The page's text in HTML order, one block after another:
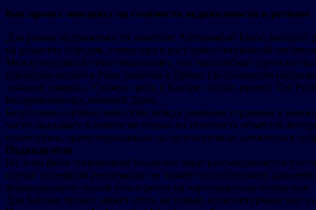
Как проект повлияет на стоимость недвижимости в регионе
Для рынка недвижимости значение Ambassadori Island выходит
на развитие городов, стимулируя рост инвестиционной
Международный опыт показывает, что масштабные проекты на
примеров остается Palm Jumeirah в Дубае, где стоимость
локаций эмирата. Схожую роль в Катаре сыграл проект The
востребованных локаций Дохи.
Безусловно, прямые аналогии между разными странами и
часто оказывает влияние не только на стоимость объектов
инвесторов, ориентированных на долгосрочные вложения в
Подводя итог
На этом фоне Ambassadori Island все чаще рассматривается
случае успешной реализации он может способствовать
формированию новой точки роста на черноморском побережье.
Для Батуми проект может стать не только архитектурным